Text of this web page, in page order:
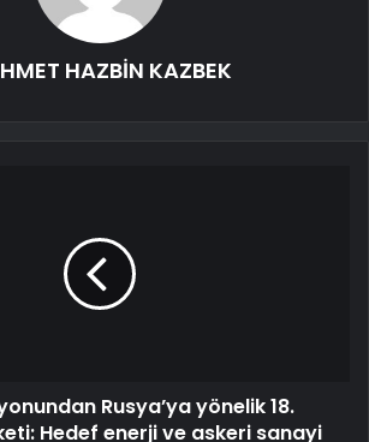
HAZBİN KAZBEK
Rusya’ya yönelik 18.
Hedef enerji ve askeri sanayi